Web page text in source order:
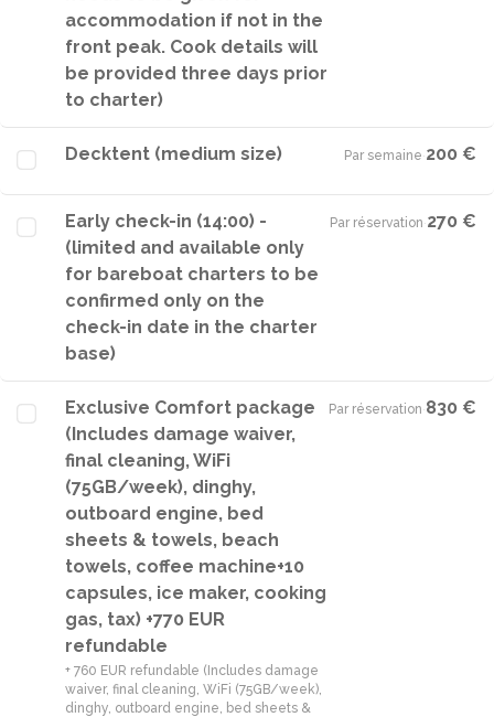
accommodation if not in the
front peak. Cook details will
be provided three days prior
to charter)
Decktent (medium size) Par semaine·200 €
Early check-in (14:00) -
(limited and available only
for bareboat charters to be
confirmed only on the
check-in date in the charter
base)
Par réservation·270 €
Exclusive Comfort package
(Includes damage waiver,
final cleaning, WiFi
(75GB/week), dinghy,
outboard engine, bed
sheets & towels, beach
towels, coffee machine+10
capsules, ice maker, cooking
gas, tax) +770 EUR
refundable
+ 760 EUR refundable (Includes damage
waiver, final cleaning, WiFi (75GB/week),
dinghy, outboard engine, bed sheets &
Par réservation·830 €